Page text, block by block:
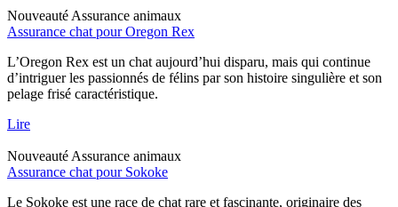
Nouveauté Assurance animaux
Assurance chat pour Oregon Rex
L’Oregon Rex est un chat aujourd’hui disparu, mais qui continue
d’intriguer les passionnés de félins par son histoire singulière et son
pelage frisé caractéristique.
Lire
Nouveauté Assurance animaux
Assurance chat pour Sokoke
Le Sokoke est une race de chat rare et fascinante, originaire des